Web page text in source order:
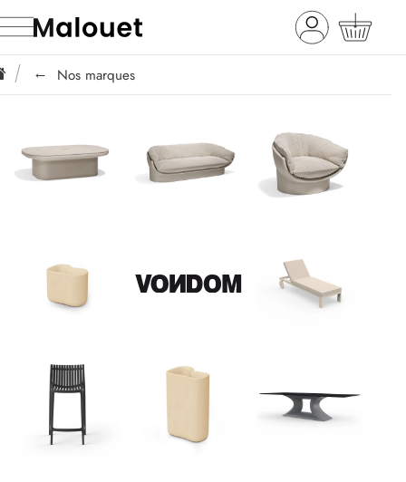
Nos marques